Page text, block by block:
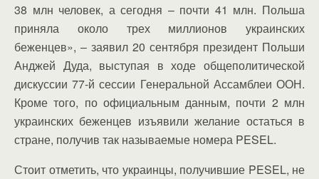
38 млн человек, а сегодня – почти 41 млн. Польша
приняла около трех миллионов украинских
беженцев», – заявил 20 сентября президент Польши
Анджей Дуда, выступая в ходе общеполитической
дискуссии 77-й сессии Генеральной Ассамблеи ООН.
Кроме того, по официальным данным, почти 2 млн
украинских беженцев изъявили желание остаться в
стране, получив так называемые номера PESEL.
Стоит отметить, что украинцы, получившие PESEL, не